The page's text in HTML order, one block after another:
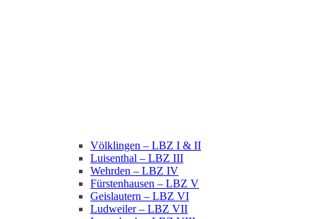
Völklingen – LBZ I & II
Luisenthal – LBZ III
Wehrden – LBZ IV
Fürstenhausen – LBZ V
Geislautern – LBZ VI
Ludweiler – LBZ VII